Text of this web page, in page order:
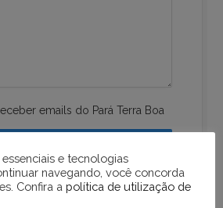
emails do Pará Terra Boa
e tecnologias
navegando, você concorda
Confira a política de utilização de